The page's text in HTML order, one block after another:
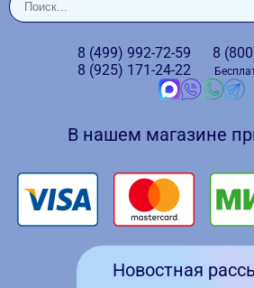
8 (499) 992-72-59
8 (925) 171-24-22
8
В нашем магазине
Новостная